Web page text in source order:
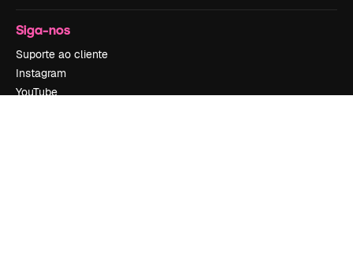
Siga-nos
Suporte ao cliente
Instagram
YouTube